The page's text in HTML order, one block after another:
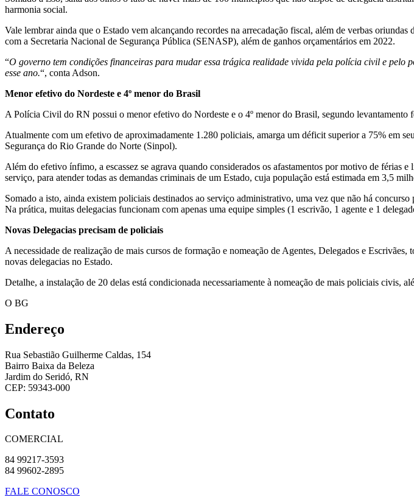
harmonia social.
Vale lembrar ainda que o Estado vem alcançando recordes na arrecadação fiscal, além de verbas
com a Secretaria Nacional de Segurança Pública (SENASP), além de ganhos orçamentários em 2022.
“O governo tem condições financeiras para mudar essa trágica realidade vivida pela polícia civil e
esse ano.“, conta Adson.
Menor efetivo do Nordeste e 4º menor do Brasil
A Polícia Civil do RN possui o menor efetivo do Nordeste e o 4º menor do Brasil, segundo levantamento
Atualmente com um efetivo de aproximadamente 1.280 policiais, amarga um déficit superior a 75% em
Segurança do Rio Grande do Norte (Sinpol).
Além do efetivo ínfimo, a escassez se agrava quando considerados os afastamentos por motivo de férias
serviço, para atender todas as demandas criminais de um Estado, cuja população está estimada em 3,5
Somado a isto, ainda existem policiais destinados ao serviço administrativo, uma vez que não há
Na prática, muitas delegacias funcionam com apenas uma equipe simples (1 escrivão, 1 agente e 1
Novas Delegacias precisam de policiais
A necessidade de realização de mais cursos de formação e nomeação de Agentes, Delegados e
novas delegacias no Estado.
Detalhe, a instalação de 20 delas está condicionada necessariamente à nomeação de mais policiais civis,
O BG
Endereço
Rua Sebastião Guilherme Caldas, 154
Bairro Baixa da Beleza
Jardim do Seridó, RN
CEP: 59343-000
Contato
COMERCIAL
84 99217-3593
84 99602-2895
FALE CONOSCO